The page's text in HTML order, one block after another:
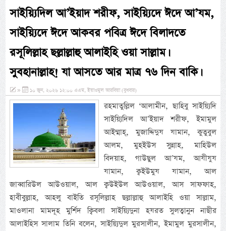
সাইয়্যিদিল আ’ইয়াদ শরীফ, সাইয়্যিদে ঈদে আ’যম,
সাইয়্যিদে ঈদে আকবর পবিত্র ঈদে বিলাদতে
রসূলিল্লাহ ছল্লাল্লাহু আলাইহি ওয়া সাল্লাম।
সুবহানাল্লাহ! যা আসতে আর মাত্র ৭৬ দিন বাকি।
» ১০ জুন, ২০২৬ ১২:০০ এএম, ইয়াওমুল আরবিয়া (বুধবার)
রহমাতুল্লিল ‘আলামীন, ছাহিবু সাইয়্যিদি
সাইয়্যিদিল আ’ইয়াদ শরীফ, ইমামুল
আইম্মাহ্, মুজাদ্দিদুয যামান, কুতুবুল
আলম, মুহইউস সুন্নাহ, মাহিউল
বিদয়াহ, গাউছুল আ’যম, আযীযুয
যামান, ক্বইউমুয যামান, আল
জাব্বারিউল আউওয়াল, আল ক্বউইউল আউওয়াল, আস সাফফাহ,
হাবীবুল্লাহ, আহলু বাইতি রসূলিল্লাহ ছল্লাল্লাহু আলাইহি ওয়া সাল্লাম,
মাওলানা মামদূহ মুর্শিদ ক্বিবলা সাইয়্যিদুনা হযরত সুলত্বানুন নাছীর
আলাইহিস সালাম তিনি বলেন, সাইয়্যিদুল মুরসালীন, ইমামুল মুরসালীন,